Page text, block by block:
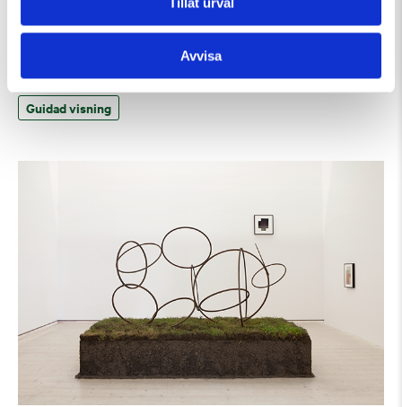
Avvisa
Lördag 8 Augusti Kl 15:00
Guided Tour of the Museum (in English)
Guidad visning